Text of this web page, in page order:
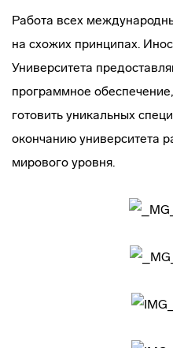
Работа всех
на схожих принципах.
Университета
программное
готовить уникальных
окончанию университета
мирового уровня.